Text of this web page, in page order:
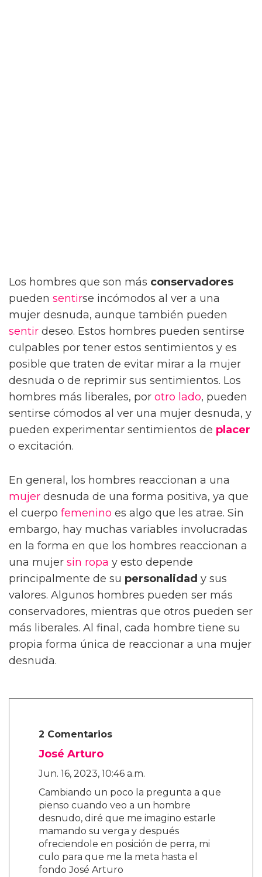
Los hombres que son más conservadores
pueden sentirse incómodos al ver a una
mujer desnuda, aunque también pueden
sentir deseo. Estos hombres pueden sentirse
culpables por tener estos sentimientos y es
posible que traten de evitar mirar a la mujer
desnuda o de reprimir sus sentimientos. Los
hombres más liberales, por otro lado, pueden
sentirse cómodos al ver una mujer desnuda, y
pueden experimentar sentimientos de placer
o excitación.
En general, los hombres reaccionan a una
mujer desnuda de una forma positiva, ya que
el cuerpo femenino es algo que les atrae. Sin
embargo, hay muchas variables involucradas
en la forma en que los hombres reaccionan a
una mujer sin ropa y esto depende
principalmente de su personalidad y sus
valores. Algunos hombres pueden ser más
conservadores, mientras que otros pueden ser
más liberales. Al final, cada hombre tiene su
propia forma única de reaccionar a una mujer
desnuda.
2 Comentarios
José Arturo
Jun. 16, 2023, 10:46 a.m.
Cambiando un poco la pregunta a que
pienso cuando veo a un hombre
desnudo, diré que me imagino estarle
mamando su verga y después
ofreciendole en posición de perra, mi
culo para que me la meta hasta el
fondo José Arturo